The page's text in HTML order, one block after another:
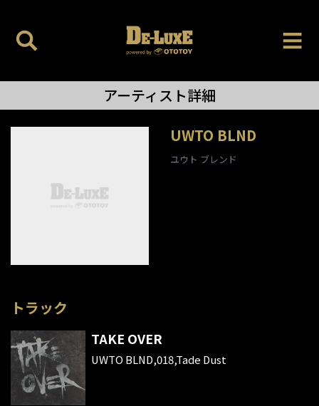
アーティスト詳細
UWTO BLND
ユウト ブレンド
トラック
TAKE OVER
UWTO BLND,018,Tade Dust